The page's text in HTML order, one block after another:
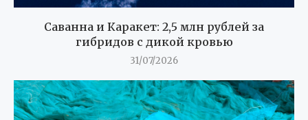
Саванна и Каракет: 2,5 млн рублей за
гибридов с дикой кровью
31/07/2026